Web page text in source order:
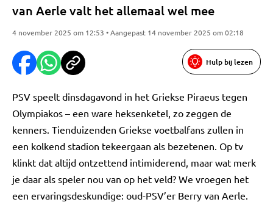
van Aerle valt het allemaal wel mee
4 november 2025 om 12:53 • Aangepast 14 november 2025 om 02:18
Hulp bij lezen
PSV speelt dinsdagavond in het Griekse Piraeus tegen
Olympiakos – een ware heksenketel, zo zeggen de
kenners. Tienduizenden Griekse voetbalfans zullen in
een kolkend stadion tekeergaan als bezetenen. Op tv
klinkt dat altijd ontzettend intimiderend, maar wat merk
je daar als speler nou van op het veld? We vroegen het
een ervaringsdeskundige: oud-PSV’er Berry van Aerle.